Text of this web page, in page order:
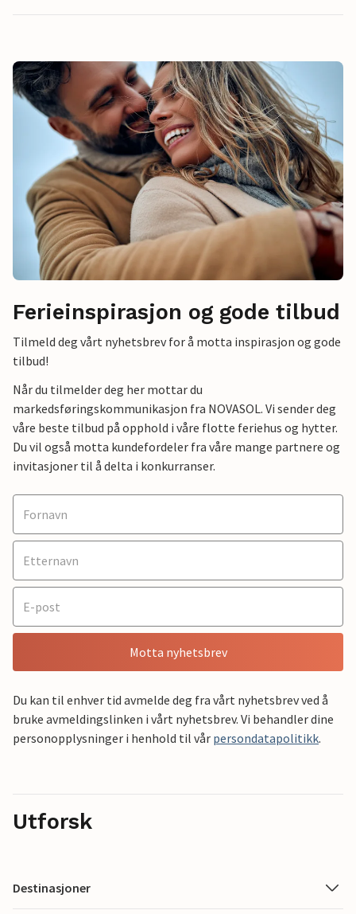
Ferieinspirasjon og gode tilbud
Tilmeld deg vårt nyhetsbrev for å motta inspirasjon og gode
tilbud!
Når du tilmelder deg her mottar du
markedsføringskommunikasjon fra NOVASOL. Vi sender deg
våre beste tilbud på opphold i våre flotte feriehus og hytter.
Du vil også motta kundefordeler fra våre mange partnere og
invitasjoner til å delta i konkurranser.
Motta nyhetsbrev
Du kan til enhver tid avmelde deg fra vårt nyhetsbrev ved å
bruke avmeldingslinken i vårt nyhetsbrev. Vi behandler dine
personopplysninger i henhold til vår persondatapolitikk.
Utforsk
Destinasjoner